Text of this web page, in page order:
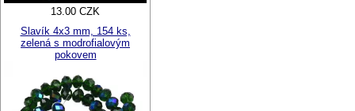
13.00 CZK
Slavík 4x3 mm, 154 ks,
zelená s modrofialovým
pokovem